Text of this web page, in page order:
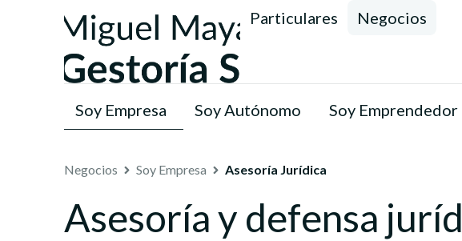
Particulares Negocios
Soy Empresa Soy Autónomo Soy Emprendedor
Negocios Soy Empresa Asesoría Jurídica
Asesoría y defensa